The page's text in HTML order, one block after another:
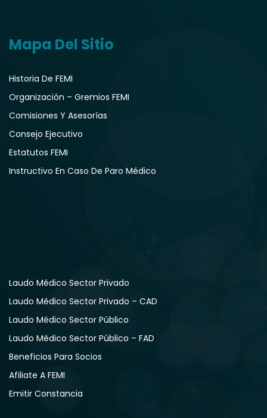
Mapa Del Sitio
Historia De FEMI
Organización – Gremios FEMI
Comisiones Y Asesorías
Consejo Ejecutivo
Estatutos FEMI
Instructivo En Caso De Paro Médico
Laudo Médico Sector Privado
Laudo Médico Sector Privado – CAD
Laudo Médico Sector Público
Laudo Médico Sector Público – FAD
Beneficios Para Socios
Afiliate A FEMI
Emitir Constancia